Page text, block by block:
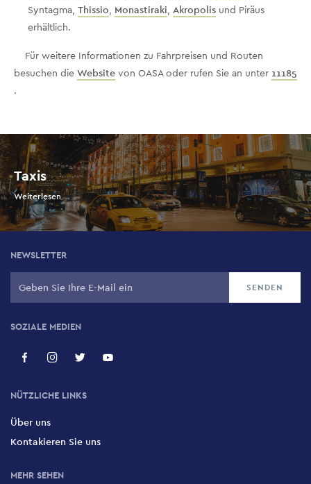
Syntagma, Thissio, Monastiraki, Akropolis und Piräus
erhältlich.
Für weitere Informationen zu Fahrpreisen und Routen
besuchen die Website von OASA oder rufen Sie an unter 11185
.
Taxis
Weiterlesen
NEWSLETTER
SOZIALE MEDIEN
NÜTZLICHE LINKS
Über uns
Kontakieren Sie uns
MEHR SEHEN